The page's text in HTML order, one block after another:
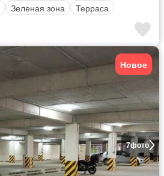
Зеленая зона Терраса
7фото
Новое